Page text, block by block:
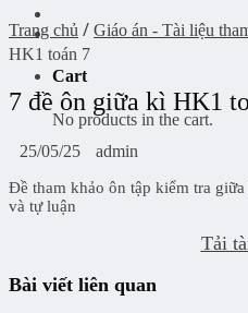
Cart
No products in the cart.
Trang chủ / Giáo án - Tài liệu
HK1 toán 7
7 đề ôn giữa kì HK1
25/05/25 admin
Đề tham khảo ôn tập kiểm tra
và tự luận
Tải
Bài viết liên quan